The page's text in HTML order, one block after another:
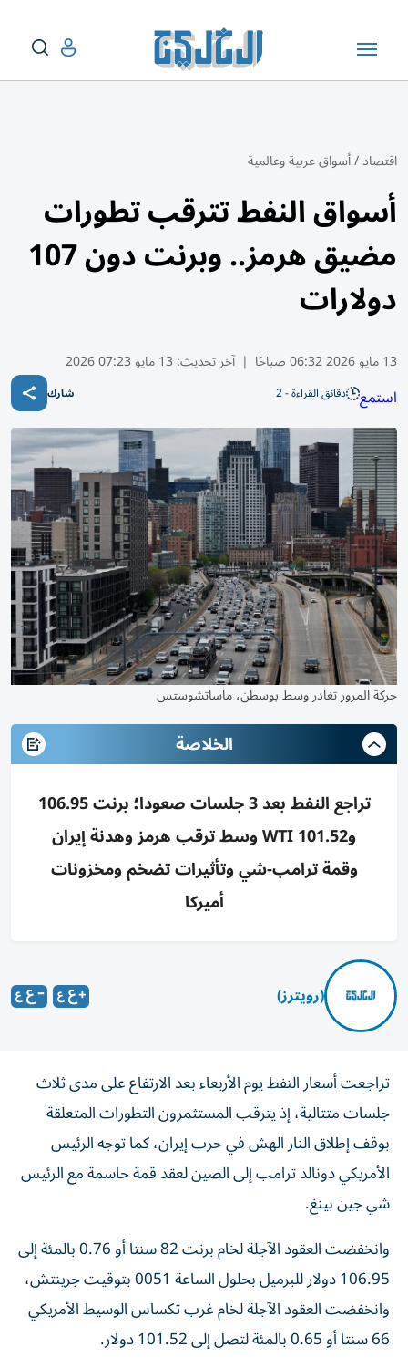
اقتصاد/أسواق عربية وعالمية
أسواق النفط تترقب تطورات
مضيق هرمز.. وبرنت دون 107
دولارات
13 مايو 2026 06:32 صباحًا | آخر تحديث: 13 مايو 07:23 2026
استمع دقائق القراءة - 2 شارك
حركة المرور تغادر وسط بوسطن، ماساتشوستس
الخلاصة
تراجع النفط بعد 3 جلسات صعودا؛ برنت 106.95
وWTI 101.52 وسط ترقب هرمز وهدنة إيران
وقمة ترامب-شي وتأثيرات تضخم ومخزونات
أميركا
(رويترز)
تراجعت أسعار النفط يوم الأربعاء بعد الارتفاع على مدى ثلاث
جلسات متتالية، إذ يترقب المستثمرون التطورات المتعلقة
بوقف إطلاق النار الهش في حرب إيران، كما توجه الرئيس
الأمريكي دونالد ترامب ‌إلى الصين لعقد قمة حاسمة مع الرئيس
شي جين بينغ.
وانخفضت العقود الآجلة لخام برنت 82 ​سنتا أو ⁠0.76 بالمئة إلى
106.95 دولار للبرميل بحلول الساعة 0051 بتوقيت جرينتش،
‌وانخفضت العقود الآجلة لخام غرب تكساس ‌الوسيط الأمريكي
66 سنتا أو 0.65 بالمئة لتصل إلى 101.52 دولار.